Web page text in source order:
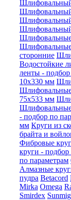
Шлифовальные
сторонние
Водостойкие
ленты -
10x330 мм
75x533 мм
- подбор по
мм Круги из
брайта и
Фибровые
круги -
по параметрам
Алмазные
пудра Betacord
Mirka Omega
Smirdex